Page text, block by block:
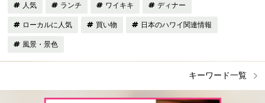
人気 ランチ ワイキキ ディナー
ローカルに人気 買い物 日本のハワイ関連情報
風景・景色
キーワード一覧